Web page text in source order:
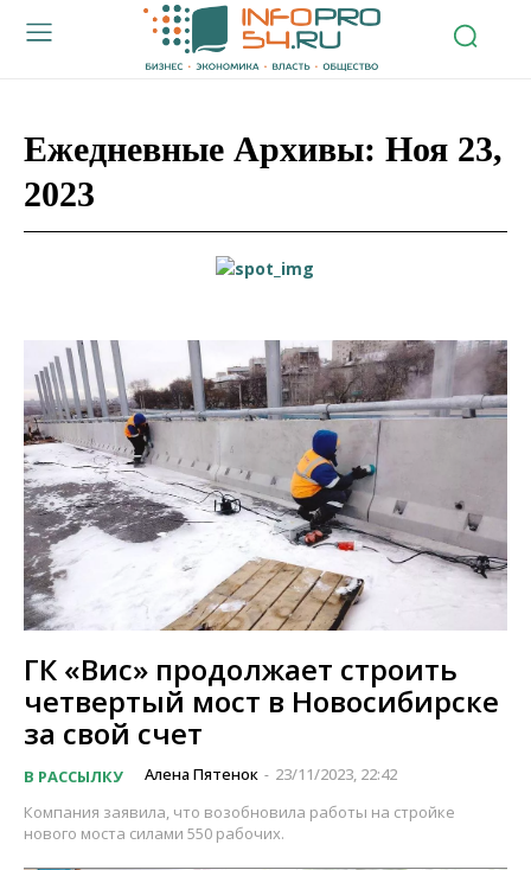
Ежедневные Архивы: Ноя 23,
2023
ГК «Вис» продолжает строить
четвертый мост в Новосибирске
за свой счет
В РАССЫЛКУ Алена Пятенок - 23/11/2023, 22:42
Компания заявила, что возобновила работы на стройке
нового моста силами 550 рабочих.